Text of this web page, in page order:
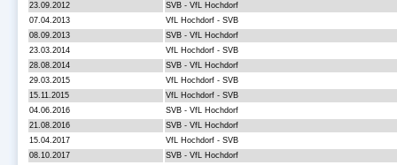
23.09.2012
SVB - VfL Hochdorf
07.04.2013
VfL Hochdorf - SVB
08.09.2013
SVB - VfL Hochdorf
23.03.2014
VfL Hochdorf - SVB
28.08.2014
SVB - VfL Hochdorf
29.03.2015
VfL Hochdorf - SVB
15.11.2015
VfL Hochdorf - SVB
04.06.2016
SVB - VfL Hochdorf
21.08.2016
SVB - VfL Hochdorf
15.04.2017
VfL Hochdorf - SVB
08.10.2017
SVB - VfL Hochdorf